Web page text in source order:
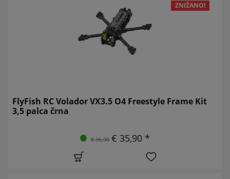
ZNIŽANO!
FlyFish RC Volador VX3.5 O4 Freestyle Frame Kit
3,5 palca črna
€ 36,90 € 35,90 *